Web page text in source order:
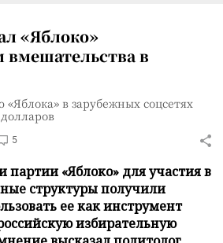
«Яблоко»
в
в зарубежных соцсетях
5
партии «Яблоко» для участия в
структуры получили
ее как инструмент
избирательную